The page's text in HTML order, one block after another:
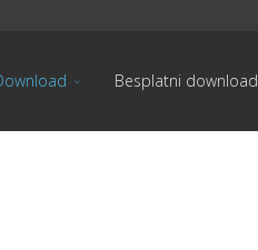
Besplatni download